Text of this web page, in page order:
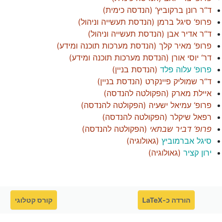
ד“ר רונן ברקוביץ‘(הנדסה כימית)
פרופ‘ סיגל ברמן (הנדסת תעשייה וניהול)
ד“ר אדיר אבן (הנדסת תעשייה וניהול)
פרופ‘ מאיר קלך(הנדסת מערכות תוכנה ומידע)
דר‘ יוסי אורן (הנדסת מערכות תוכנה ומידע)
פרופ‘ עלוה פלד(הנדסת בניין)
ד“ר שמוליק פיינקרט (הנדסת בניין)
איילת מארק (הפקולטה להנדסה)
פרופ‘ עמיאל ישעיה (הפקולטה להנדסה)
רפאל שיקלר(הפקולטה להנדסה)
פרופ‘ דביר שבתאי (הפקולטה להנדסה)
סיגל אברמוביץ(גאולוגיה)
ירון קציר(גאולוגיה)
הורדה כ-LaTeX קורס קטלוגי